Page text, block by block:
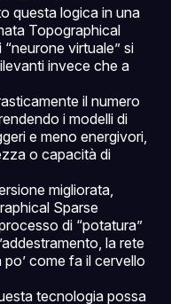
questa logica in una
Topographical
virtuale” si
invece che a
il numero
i modelli di
e meno energivori,
o capacità di
migliorata,
Sparse
di “potatura”
la rete
po’ come fa il cervello
tecnologia possa